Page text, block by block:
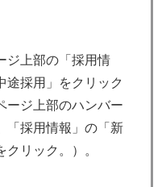
ジ上部の「採用情
途採用」をクリック
ージ上部のハンバー
「採用情報」の「新
リック。）。